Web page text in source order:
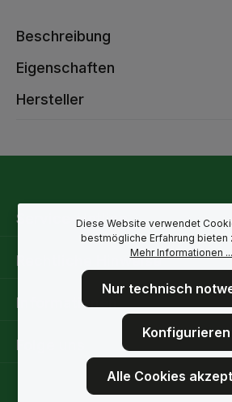
Beschreibung
Eigenschaften
Hersteller
Service-Hotline
Rechtliche Hinweise
Informationen
Folge uns
Diese Website verwendet
bestmögliche Erfahrung bieten
Mehr Informationen ...
Nur technisch
Konfigurieren
Alle Cookies